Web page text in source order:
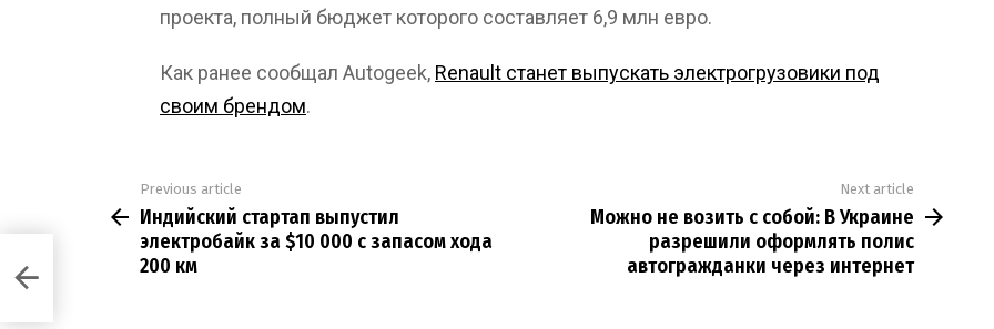
проекта, полный бюджет которого составляет 6,9 млн евро.
Как ранее сообщал Autogeek, Renault станет выпускать электрогрузовики под
своим брендом.
more
Previous article
Индийский стартап выпустил
электробайк за $10 000 с запасом хода
200 км
Next article
Можно не возить с собой: В Украине
разрешили оформлять полис
автогражданки через интернет